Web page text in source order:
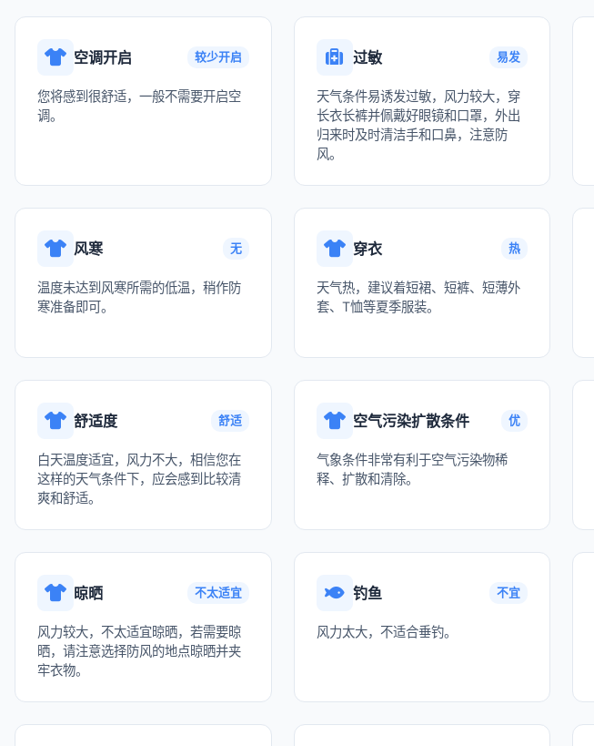
空调开启 较少开启
您将感到很舒适，一般不需要开启空
调。
过敏 易发
天气条件易诱发过敏，风力较大，穿
长衣长裤并佩戴好眼镜和口罩，外出
归来时及时清洁手和口鼻，注意防
风。
风寒 无
温度未达到风寒所需的低温，稍作防
寒准备即可。
穿衣 热
天气热，建议着短裙、短裤、短薄外
套、T恤等夏季服装。
舒适度 舒适
白天温度适宜，风力不大，相信您在
这样的天气条件下，应会感到比较清
爽和舒适。
空气污染扩散条件 优
气象条件非常有利于空气污染物稀
释、扩散和清除。
晾晒 不太适宜
风力较大，不太适宜晾晒，若需要晾
晒，请注意选择防风的地点晾晒并夹
牢衣物。
钓鱼 不宜
风力太大，不适合垂钓。